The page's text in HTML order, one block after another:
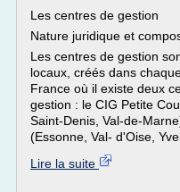
Les centres de gestion
Nature juridique et
Les centres de gestion
locaux, créés dans
France où il existe deux
gestion : le CIG Petite
Saint-Denis, Val-de-
(Essonne, Val- d'Oise,
Lire la suite